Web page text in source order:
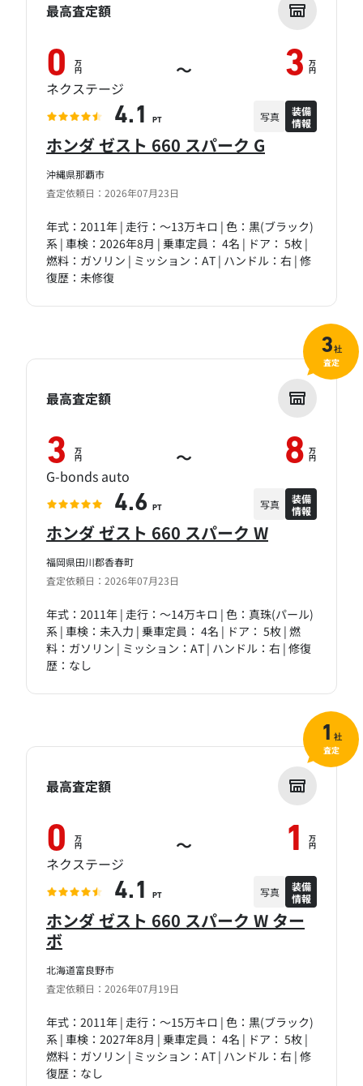
沖縄県那覇市
査定依頼日：2026年07月23日
ホンダ ゼスト 660 スパーク G
年式：2011年 | 走行：～13万キロ | 色：黒(ブラック)
系 | 車検：2026年8月 | 乗車定員： 4名 | ドア： 5枚 |
燃料：ガソリン | ミッション：AT | ハンドル：右 | 修
復歴：未修復
最高査定額
0 万
円 ～ 3 万
円
ネクステージ
4.1 PT 写真
装備
情報
福岡県田川郡香春町
査定依頼日：2026年07月23日
ホンダ ゼスト 660 スパーク W
年式：2011年 | 走行：～14万キロ | 色：真珠(パール)
系 | 車検：未入力 | 乗車定員： 4名 | ドア： 5枚 | 燃
料：ガソリン | ミッション：AT | ハンドル：右 | 修復
歴：なし
最高査定額
3 万
円 ～ 8 万
円
G-bonds auto
4.6 PT 写真
装備
情報
3社
査定
北海道富良野市
査定依頼日：2026年07月19日
ホンダ ゼスト 660 スパーク W ター
ボ
年式：2011年 | 走行：～15万キロ | 色：黒(ブラック)
系 | 車検：2027年8月 | 乗車定員： 4名 | ドア： 5枚 |
燃料：ガソリン | ミッション：AT | ハンドル：右 | 修
復歴：なし
最高査定額
0 万
円 ～ 1 万
円
ネクステージ
4.1 PT 写真
装備
情報
1 社
査定